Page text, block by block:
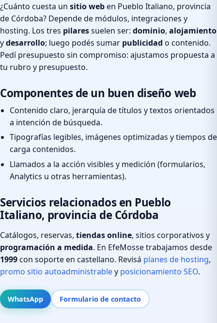
¿Cuánto cuesta un sitio weben Pueblo Italiano, provincia
de Córdoba? Depende de módulos, integraciones y
hosting. Los tres pilaressuelen ser: dominio, alojamiento
ydesarrollo; luego podés sumar publicidad o contenido.
Pedí presupuesto sin compromiso: ajustamos propuesta a
tu rubro y presupuesto.
Componentes de un buen diseño web
Contenido claro, jerarquía de títulos y textos orientados
a intención de búsqueda.
Tipografías legibles, imágenes optimizadas y tiempos de
carga contenidos.
Llamados a la acción visibles y medición (formularios,
Analytics u otras herramientas).
Servicios relacionados en Pueblo
Italiano, provincia de Córdoba
Catálogos, reservas, tiendas online, sitios corporativos y
programación a medida. En EfeMosse trabajamos desde
1999con soporte en castellano. Revisá planes de hosting,
promo sitio autoadministrabley posicionamiento SEO.
WhatsApp Formulario de contacto